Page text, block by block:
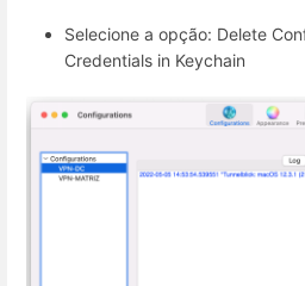
Selecione a opção: Delete
Credentials in Keychain